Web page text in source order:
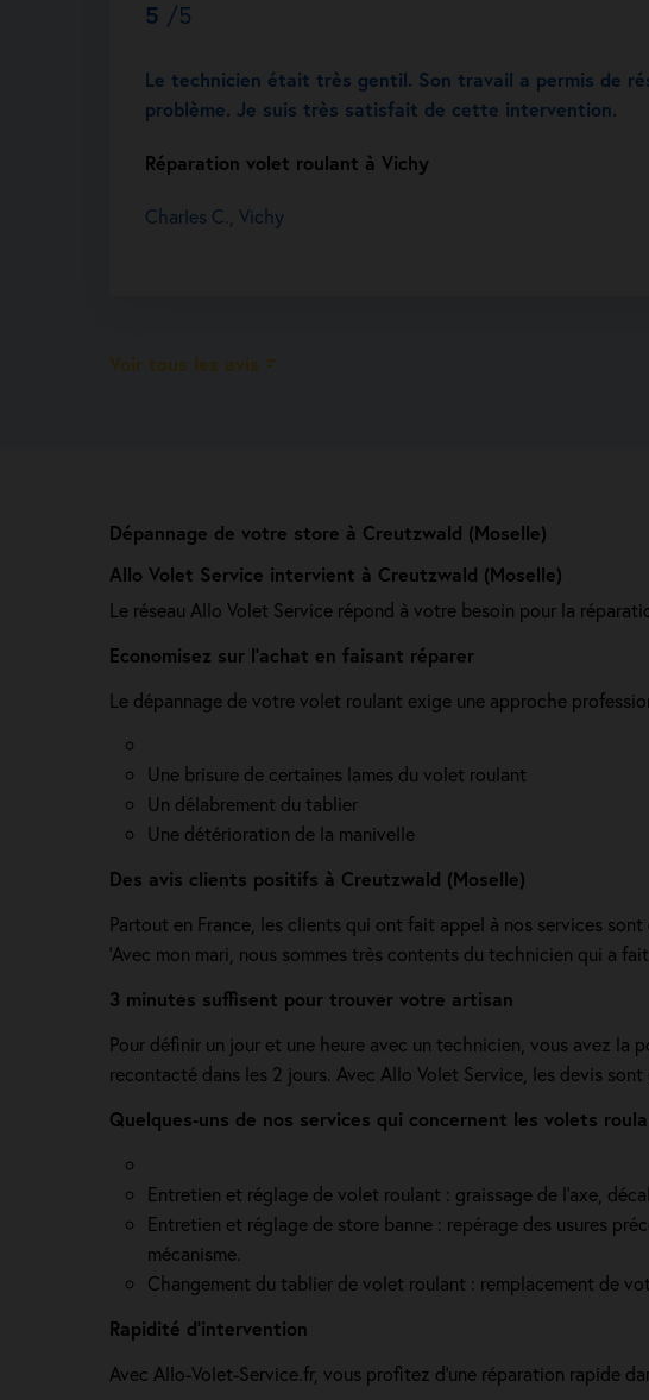
Dépannage de votre store à Creutzwald (Moselle)
Allo Volet Service intervient à Creutzwald (Moselle)
Le réseau Allo Volet Service répond à votre besoin pour la
Economisez sur l'achat en faisant réparer
Le dépannage de votre volet roulant exige une approche
Une brisure de certaines lames du volet roulant
Un délabrement du tablier
Une détérioration de la manivelle
Des avis clients positifs à Creutzwald (Moselle)
Partout en France, les clients qui ont fait appel à nos services
'Avec mon mari, nous sommes très contents du technicien qui a
3 minutes suffisent pour trouver votre artisan
Pour définir un jour et une heure avec un technicien, vous avez
recontacté dans les 2 jours. Avec Allo Volet Service, les devis
Quelques-uns de nos services qui concernent les volets
Entretien et réglage de volet roulant : graissage de l’axe,
Entretien et réglage de store banne : repérage des usures
mécanisme.
Changement du tablier de volet roulant : remplacement de
Rapidité d'intervention
Avec Allo-Volet-Service.fr, vous profitez d'une réparation rapide
5 /5
Le technicien était très gentil. Son travail a permis de
problème. Je suis très satisfait de cette intervention.
Réparation volet roulant à Vichy
Charles C., Vichy
Voir tous les avis